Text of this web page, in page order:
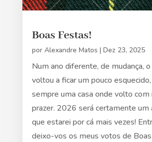
Boas Festas!
por Alexandre Matos | Dez 23, 2025
Num ano diferente, de mudança,
voltou a ficar um pouco
sempre uma casa onde volto com
prazer. 2026 será certamente um
que estarei por cá mais vezes!
deixo-vos os meus votos de